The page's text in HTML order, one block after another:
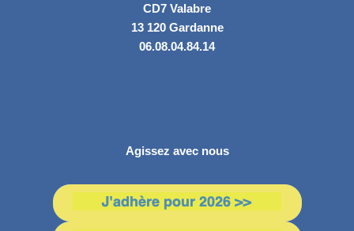
CD7 Valabre
13 120 Gardanne
06.08.04.84.14
Agissez avec nous